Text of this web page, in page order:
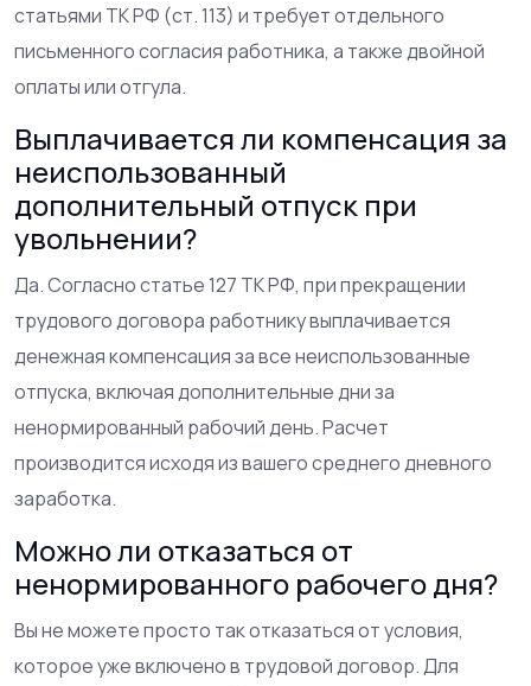
статьями ТК РФ (ст. 113) и требует отдельного
письменного согласия работника, а также двойной
оплаты или отгула.
Выплачивается ли компенсация за
неиспользованный
дополнительный отпуск при
увольнении?
Да. Согласно статье 127 ТК РФ, при прекращении
трудового договора работнику выплачивается
денежная компенсация за все неиспользованные
отпуска, включая дополнительные дни за
ненормированный рабочий день. Расчет
производится исходя из вашего среднего дневного
заработка.
Можно ли отказаться от
ненормированного рабочего дня?
Вы не можете просто так отказаться от условия,
которое уже включено в трудовой договор. Для